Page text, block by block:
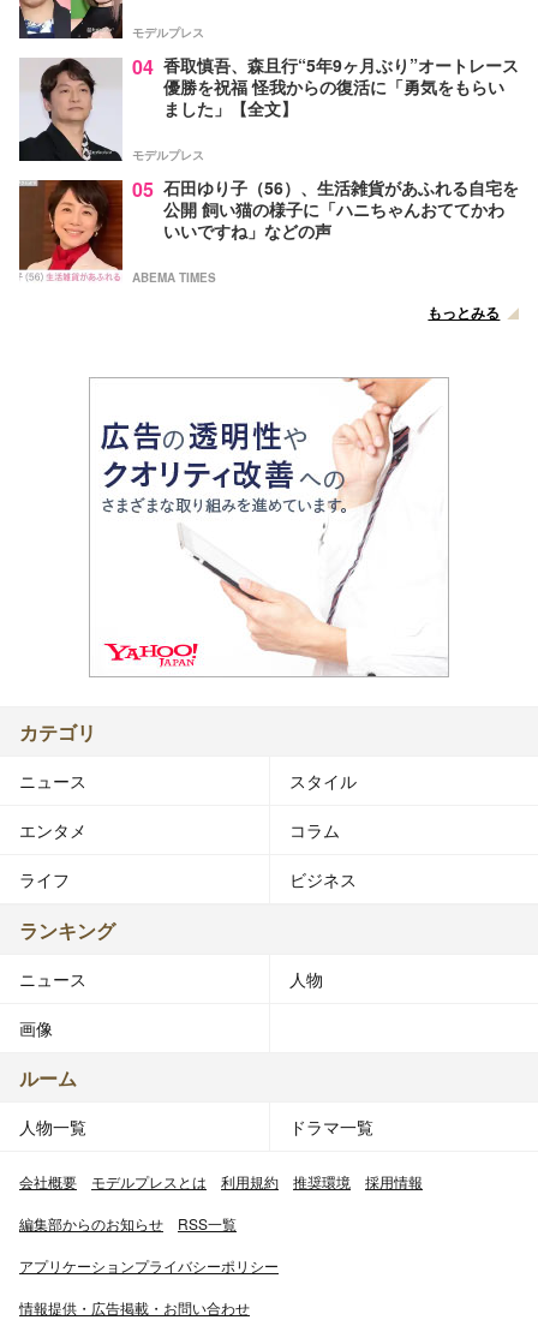
モデルプレス
04 香取慎吾、森且行“5年9ヶ月ぶり”オートレース
優勝を祝福 怪我からの復活に「勇気をもらい
ました」【全文】
モデルプレス
05 石田ゆり子（56）、生活雑貨があふれる自宅を
公開 飼い猫の様子に「ハニちゃんおててかわ
いいですね」などの声
ABEMA TIMES
もっとみる
カテゴリ
ニュース スタイル
エンタメ コラム
ライフ ビジネス
ランキング
ニュース 人物
画像
ルーム
人物一覧 ドラマ一覧
会社概要 モデルプレスとは 利用規約 推奨環境 採用情報
編集部からのお知らせ RSS一覧
アプリケーションプライバシーポリシー
情報提供・広告掲載・お問い合わせ